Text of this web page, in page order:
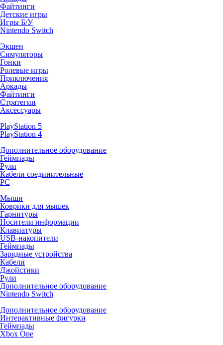
Файтинги
Детские игры
Игры Б/У
Nintendo Switch
Экшен
Симуляторы
Гонки
Ролевые игры
Приключения
Аркады
Файтинги
Стратегии
Аксессуары
PlayStation 5
PlayStation 4
Дополнительное оборудование
Геймпады
Рули
Кабели соединительные
PC
Мыши
Коврики для мышек
Гарнитуры
Носители информации
Клавиатуры
USB-накопители
Геймпады
Зарядные устройства
Кабели
Джойстики
Рули
Дополнительное оборудование
Nintendo Switch
Дополнительное оборудование
Интерактивные фигурки
Геймпады
Xbox One